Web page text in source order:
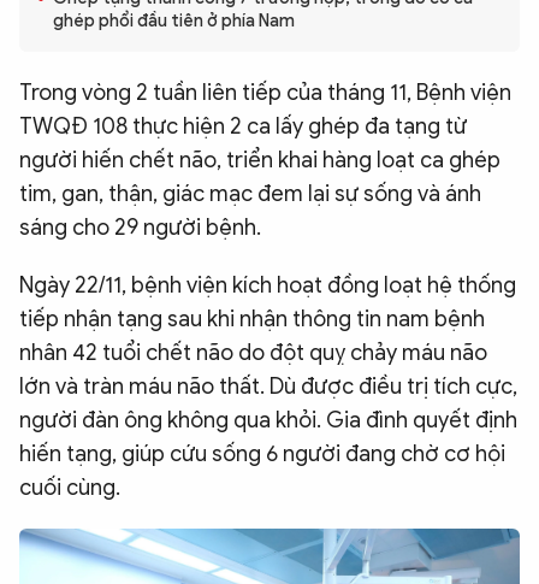
BẠN ĐỌC & CAND
ĐA PHƯƠNG TIỆN
eMagazine
Video Ảnh
Infographic
Chuyên trang An ninh thế giới Văn nghệ Công an
ghép phổi đầu tiên ở phía Nam
Trong vòng 2 tuần liên tiếp của tháng 11, Bệnh viện
TWQĐ 108 thực hiện 2 ca lấy ghép đa tạng từ
người hiến chết não, triển khai hàng loạt ca ghép
tim, gan, thận, giác mạc đem lại sự sống và ánh
sáng cho 29 người bệnh.
Ngày 22/11, bệnh viện kích hoạt đồng loạt hệ thống
tiếp nhận tạng sau khi nhận thông tin nam bệnh
nhân 42 tuổi chết não do đột quỵ chảy máu não
lớn và tràn máu não thất. Dù được điều trị tích cực,
người đàn ông không qua khỏi. Gia đình quyết định
hiến tạng, giúp cứu sống 6 người đang chờ cơ hội
cuối cùng.